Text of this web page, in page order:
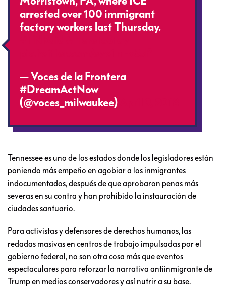
arrested over 100 immigrant
factory workers last Thursday.
— Voces de la Frontera
#DreamActNow
(@voces_milwaukee)
Tennessee es uno de los estados donde los legisladores están
poniendo más empeño en agobiar a los inmigrantes
indocumentados, después de que aprobaron penas más
severas en su contra y han prohibido la instauración de
ciudades santuario.
Para activistas y defensores de derechos humanos, las
redadas masivas en centros de trabajo impulsadas por el
gobierno federal, no son otra cosa más que eventos
espectaculares para reforzar la narrativa antiinmigrante de
Trump en medios conservadores y así nutrir a su base.